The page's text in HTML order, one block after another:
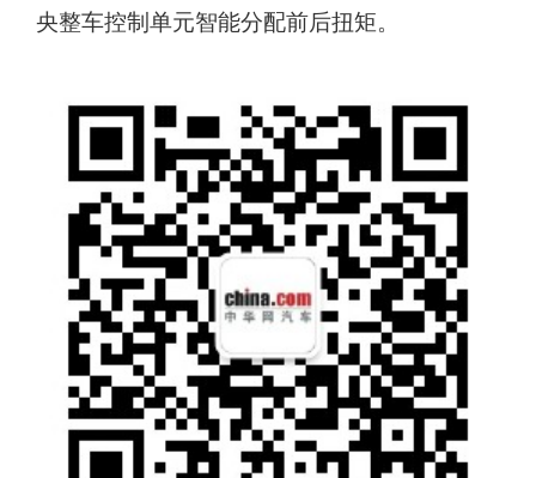
央整车控制单元智能分配前后扭矩。